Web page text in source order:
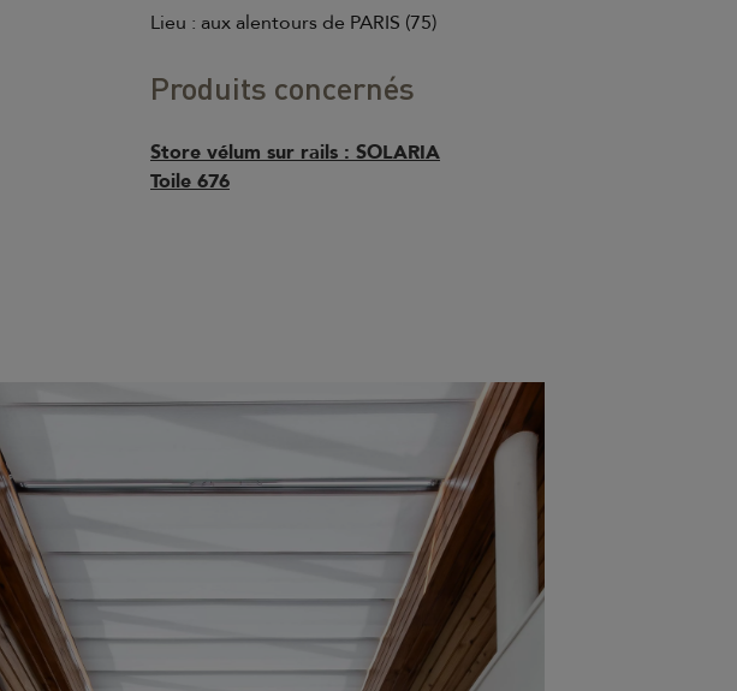
Lieu : aux alentours de PARIS (75)
Produits concernés
Store vélum sur rails : SOLARIA
Toile 676